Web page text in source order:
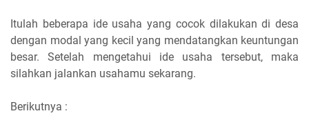
Itulah beberapa ide usaha yang cocok dilakukan di desa
dengan modal yang kecil yang mendatangkan keuntungan
besar. Setelah mengetahui ide usaha tersebut, maka
silahkan jalankan usahamu sekarang.
Berikutnya :